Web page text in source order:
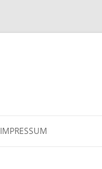
IMPRESSUM